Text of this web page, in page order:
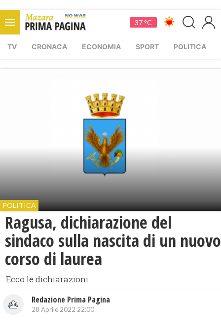
37 °C
TV CRONACA ECONOMIA SPORT POLITICA
POLITICA
Ragusa, ​dichiarazione del
sindaco sulla nascita di un nuovo
corso di laurea
Ecco le dichiarazioni
Redazione Prima Pagina
28 Aprile 2022 22:00